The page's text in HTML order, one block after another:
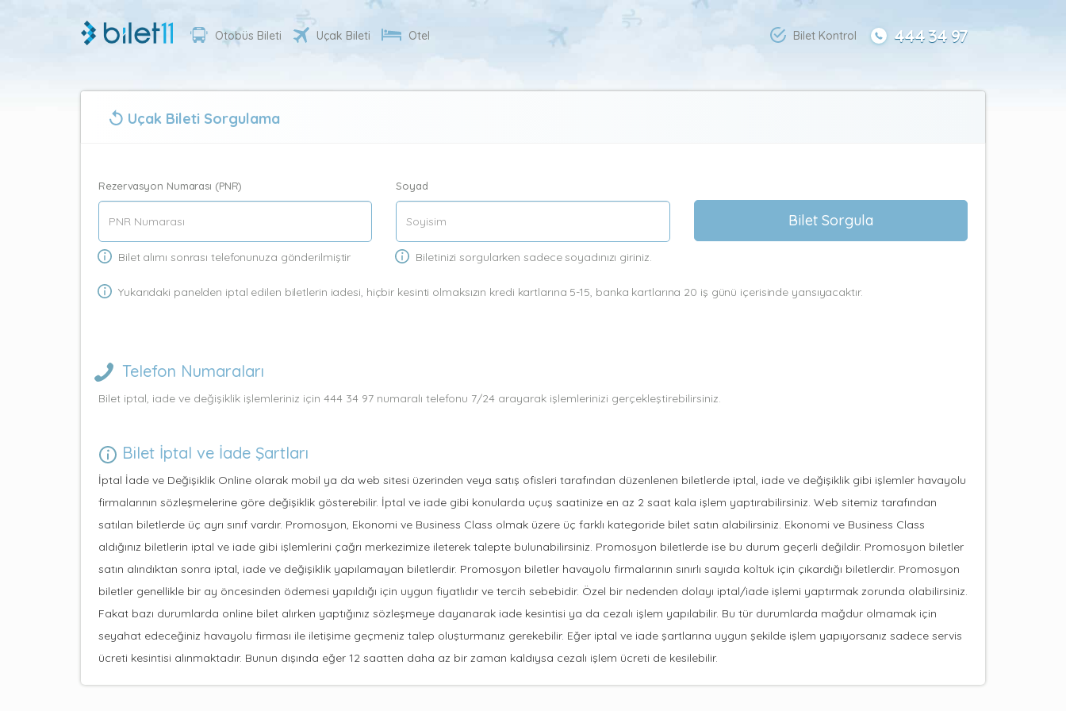
Otobüs Bileti Uçak Bileti Otel Bilet Kontrol 444 34 97
Uçak Bileti Sorgulama
Rezervasyon Numarası (PNR)
Bilet alımı sonrası telefonunuza gönderilmiştir
Soyad
Biletinizi sorgularken sadece soyadınızı giriniz.
Bilet Sorgula
Yukarıdaki panelden iptal edilen biletlerin iadesi, hiçbir kesinti olmaksızın kredi kartlarına 5-15, banka kartlarına 20 iş günü içerisinde yansıyacaktır.
Telefon Numaraları
Bilet iptal, iade ve değişiklik işlemleriniz için 444 34 97 numaralı telefonu 7/24 arayarak işlemlerinizi gerçekleştirebilirsiniz.
Bilet İptal ve İade Şartları
İptal İade ve Değişiklik Online olarak mobil ya da web sitesi üzerinden veya satış ofisleri tarafından düzenlenen biletlerde iptal, iade ve değişiklik gibi işlemler havayolu
firmalarının sözleşmelerine göre değişiklik gösterebilir. İptal ve iade gibi konularda uçuş saatinize en az 2 saat kala işlem yaptırabilirsiniz. Web sitemiz tarafından
satılan biletlerde üç ayrı sınıf vardır. Promosyon, Ekonomi ve Business Class olmak üzere üç farklı kategoride bilet satın alabilirsiniz. Ekonomi ve Business Class
aldığınız biletlerin iptal ve iade gibi işlemlerini çağrı merkezimize ileterek talepte bulunabilirsiniz. Promosyon biletlerde ise bu durum geçerli değildir. Promosyon biletler
satın alındıktan sonra iptal, iade ve değişiklik yapılamayan biletlerdir. Promosyon biletler havayolu firmalarının sınırlı sayıda koltuk için çıkardığı biletlerdir. Promosyon
biletler genellikle bir ay öncesinden ödemesi yapıldığı için uygun fiyatlıdır ve tercih sebebidir. Özel bir nedenden dolayı iptal/iade işlemi yaptırmak zorunda olabilirsiniz.
Fakat bazı durumlarda online bilet alırken yaptığınız sözleşmeye dayanarak iade kesintisi ya da cezalı işlem yapılabilir. Bu tür durumlarda mağdur olmamak için
seyahat edeceğiniz havayolu firması ile iletişime geçmeniz talep oluşturmanız gerekebilir. Eğer iptal ve iade şartlarına uygun şekilde işlem yapıyorsanız sadece servis
ücreti kesintisi alınmaktadır. Bunun dışında eğer 12 saatten daha az bir zaman kaldıysa cezalı işlem ücreti de kesilebilir.